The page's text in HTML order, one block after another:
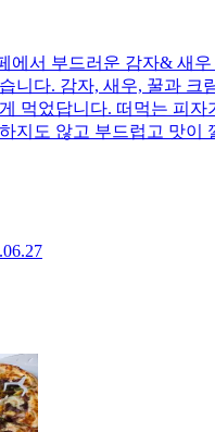
에서 부드러운 감자& 새우
니다. 감자, 새우, 꿀과 크
먹었답니다. 떠먹는 피자
지도 않고 부드럽고 맛이